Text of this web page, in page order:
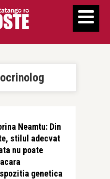
Neamtu: Din
stilul adecvat
nu poate
genetica